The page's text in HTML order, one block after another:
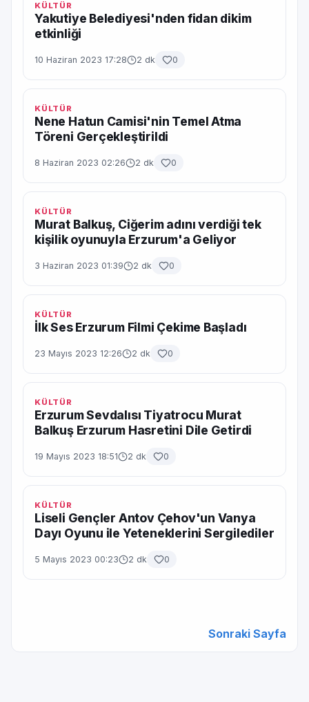
KÜLTÜR
Yakutiye Belediyesi'nden fidan dikim
etkinliği
10 Haziran 2023 17:28 2 dk 0
KÜLTÜR
Nene Hatun Camisi'nin Temel Atma
Töreni Gerçekleştirildi
8 Haziran 2023 02:26 2 dk 0
KÜLTÜR
Murat Balkuş, Ciğerim adını verdiği tek
kişilik oyunuyla Erzurum'a Geliyor
3 Haziran 2023 01:39 2 dk 0
KÜLTÜR
İlk Ses Erzurum Filmi Çekime Başladı
23 Mayıs 2023 12:26 2 dk 0
KÜLTÜR
Erzurum Sevdalısı Tiyatrocu Murat
Balkuş Erzurum Hasretini Dile Getirdi
19 Mayıs 2023 18:51 2 dk 0
KÜLTÜR
Liseli Gençler Antov Çehov'un Vanya
Dayı Oyunu ile Yeteneklerini Sergilediler
5 Mayıs 2023 00:23 2 dk 0
Sonraki Sayfa